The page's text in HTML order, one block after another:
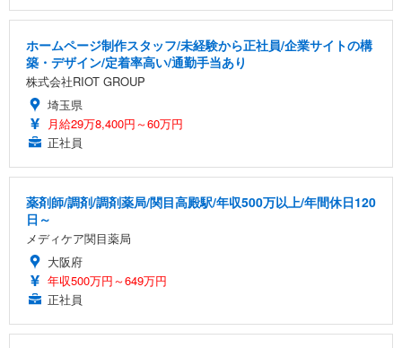
ホームページ制作スタッフ/未経験から正社員/企業サイトの構
築・デザイン/定着率高い/通勤手当あり
株式会社RIOT GROUP
埼玉県
月給29万8,400円～60万円
正社員
薬剤師/調剤/調剤薬局/関目高殿駅/年収500万以上/年間休日120
日～
メディケア関目薬局
大阪府
年収500万円～649万円
正社員